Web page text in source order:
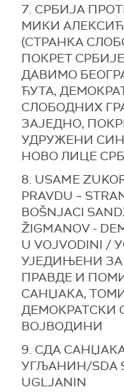
7. СРБИЈА
МИКИ
(СТРАНКА
ПОКРЕТ
ДАВИМО
ЋУТА,
СЛОБОДНИХ
ЗАЈЕДНО,
УДРУЖЕНИ
НОВО ЛИЦЕ
8. USAME
PRAVDU –
BOŠNJACI
ŽIGMANOV -
U VOJVODINI /
УЈЕДИЊЕНИ ЗА
ПРАВДЕ И
САНЏАКА,
ДЕМОКРАТСКИ
ВОЈВОДИНИ
9. СДА
УГЉАНИН/SDA
UGLJANIN